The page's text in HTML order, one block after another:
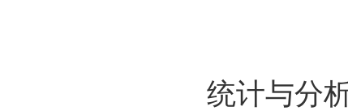
统计与分